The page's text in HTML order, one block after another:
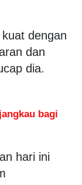
dengan
dan
dia.
bagi
hari ini